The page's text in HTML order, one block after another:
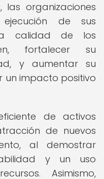
las organizaciones
de sus
calidad de los
fortalecer su
y aumentar su
impacto positivo
de activos
de nuevos
al demostrar
y un uso
Asimismo,